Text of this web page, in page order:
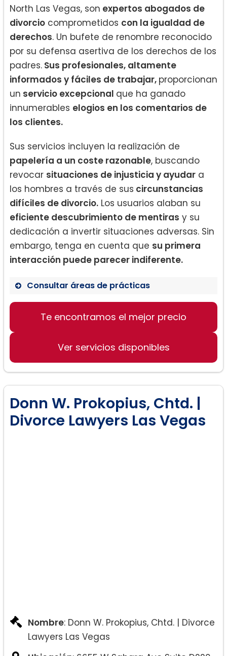
North Las Vegas, son expertos abogados de
divorcio comprometidos con la igualdad de
derechos. Un bufete de renombre reconocido
por su defensa asertiva de los derechos de los
padres. Sus profesionales, altamente
informados y fáciles de trabajar, proporcionan
un servicio excepcional que ha ganado
innumerables elogios en los comentarios de
los clientes.
Sus servicios incluyen la realización de
papelería a un coste razonable, buscando
revocar situaciones de injusticia y ayudar a
los hombres a través de sus circunstancias
difíciles de divorcio. Los usuarios alaban su
eficiente descubrimiento de mentiras y su
dedicación a invertir situaciones adversas. Sin
embargo, tenga en cuenta que su primera
interacción puede parecer indiferente.
Consultar áreas de prácticas
Derecho de divorcio
Asesoramiento legal complaciente
Te encontramos el mejor precio
Ver servicios disponibles
Donn W. Prokopius, Chtd. |
Divorce Lawyers Las Vegas
Nombre: Donn W. Prokopius, Chtd. | Divorce
Lawyers Las Vegas